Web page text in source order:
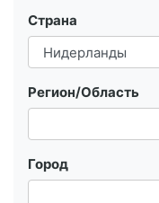
Страна
Регион/Область
Город